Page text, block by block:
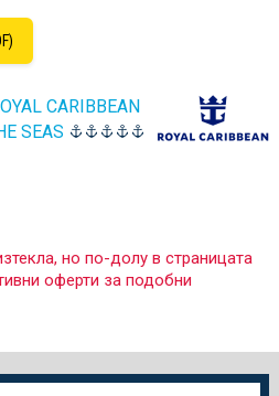
CARIBBEAN
SEAS
но по-долу в страницата
оферти за подобни